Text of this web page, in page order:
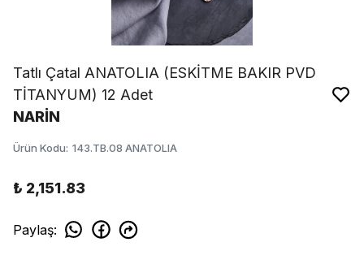
Tatlı Çatal ANATOLIA (ESKİTME BAKIR PVD
TİTANYUM) 12 Adet
NARİN
Ürün Kodu: 143.TB.08 ANATOLIA
₺ 2,151.83
Paylaş: